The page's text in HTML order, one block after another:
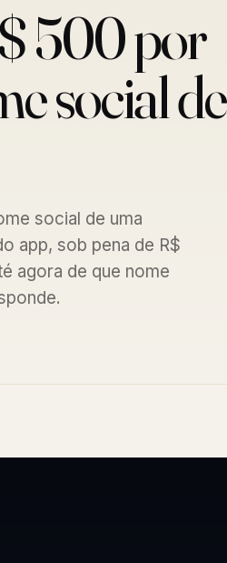
500 por
social de
social de uma
app, sob pena de R$
agora de que nome